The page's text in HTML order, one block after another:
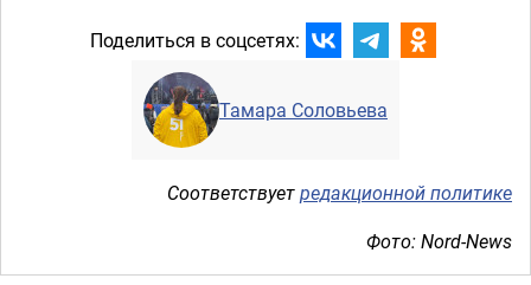
Поделиться в соцсетях:
Тамара Соловьева
Соответствуетредакционной политике
Фото: Nord-News